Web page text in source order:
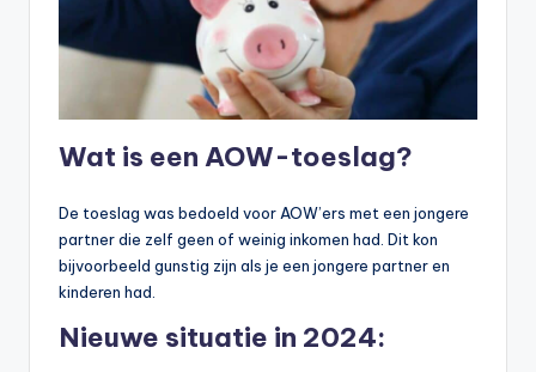
Wat is een AOW-toeslag?
De toeslag was bedoeld voor AOW’ers met een jongere
partner die zelf geen of weinig inkomen had. Dit kon
bijvoorbeeld gunstig zijn als je een jongere partner en
kinderen had.
Nieuwe situatie in 2024: